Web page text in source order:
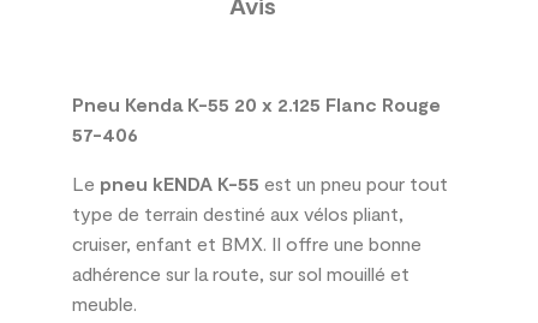
Pneu Kenda K-55 20 x 2.125 Flanc Rouge
57-406
Le pneu kENDA K-55 est un pneu pour tout
type de terrain destiné aux vélos pliant,
cruiser, enfant et BMX. Il offre une bonne
adhérence sur la route, sur sol mouillé et
meuble.